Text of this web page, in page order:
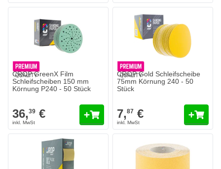
CROP GreenX Film
Schleifscheiben 150 mm
Körnung P240 - 50 Stück
36,39 €
CROP Gold Schleifscheibe
75mm Körnung 240 - 50
Stück
7,87 €